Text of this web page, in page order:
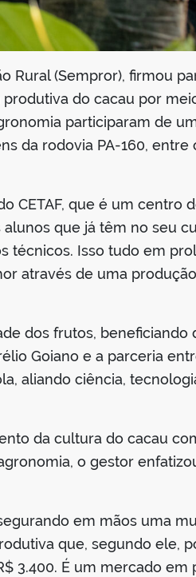
Rural (Sempror), firmou
do cacau por
participaram de
da rodovia PA-160,
CETAF, que é um centro
que já têm no seu
Isso tudo em
através de uma
dos frutos, beneficiando
Goiano e a parceria
aliando ciência,
da cultura do cacau
o gestor
em mãos uma
que, segundo ele,
3.400. É um mercado em